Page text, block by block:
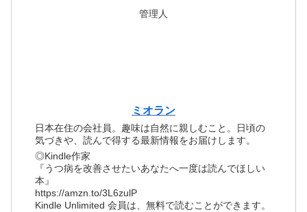
管理人
ミオラン
日本在住の会社員。趣味は自然に親しむこと。日頃の
気づきや、読んで得する最新情報をお届けします。
◎Kindle作家
『うつ病を改善させたいあなたへ一度は読んでほしい
本』
https://amzn.to/3L6zulP
Kindle Unlimited 会員は、無料で読むことができます。